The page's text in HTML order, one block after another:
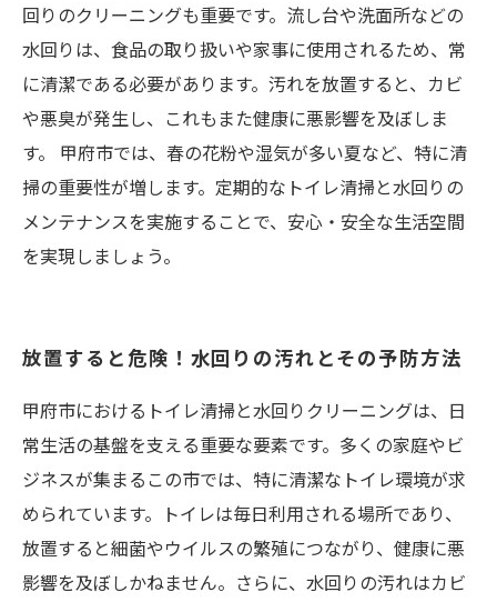
回りのクリーニングも重要です。流し台や洗面所などの
水回りは、食品の取り扱いや家事に使用されるため、常
に清潔である必要があります。汚れを放置すると、カビ
や悪臭が発生し、これもまた健康に悪影響を及ぼしま
す。 甲府市では、春の花粉や湿気が多い夏など、特に清
掃の重要性が増します。定期的なトイレ清掃と水回りの
メンテナンスを実施することで、安心・安全な生活空間
を実現しましょう。
放置すると危険！水回りの汚れとその予防方法
甲府市におけるトイレ清掃と水回りクリーニングは、日
常生活の基盤を支える重要な要素です。多くの家庭やビ
ジネスが集まるこの市では、特に清潔なトイレ環境が求
められています。トイレは毎日利用される場所であり、
放置すると細菌やウイルスの繁殖につながり、健康に悪
影響を及ぼしかねません。さらに、水回りの汚れはカビ